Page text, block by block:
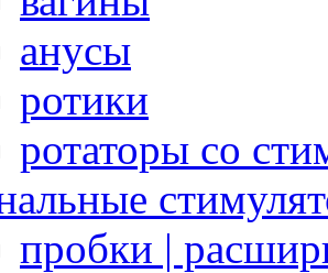
анусы
ротики
ротаторы со
пробки |